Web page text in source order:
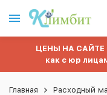
ЦЕНЫ НА САЙТЕ
как с юр
Главная Расходный